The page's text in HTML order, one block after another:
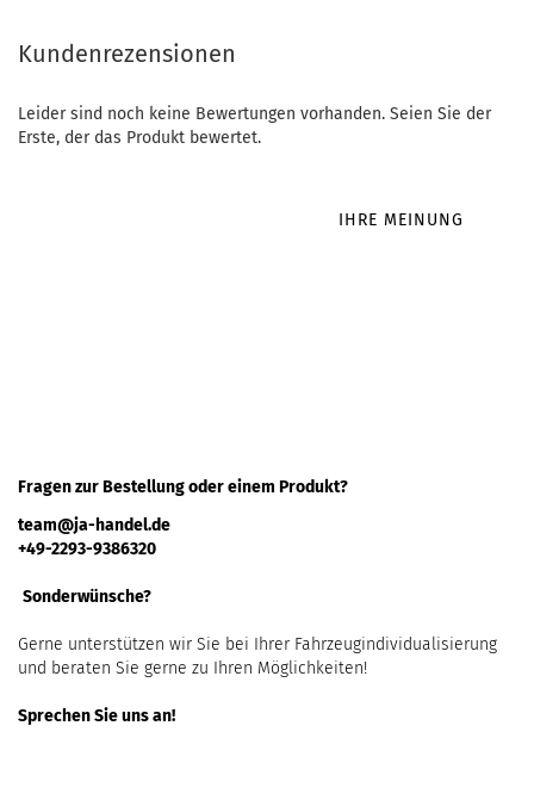
Kundenrezensionen
Leider sind noch keine Bewertungen vorhanden. Seien Sie der
Erste, der das Produkt bewertet.
IHRE MEINUNG
Fragen zur Bestellung oder einem Produkt?
team@ja-handel.de
+49-2293-9386320
Sonderwünsche?
Gerne unterstützen wir Sie bei Ihrer Fahrzeugindividualisierung
und beraten Sie gerne zu Ihren Möglichkeiten!
Sprechen Sie uns an!